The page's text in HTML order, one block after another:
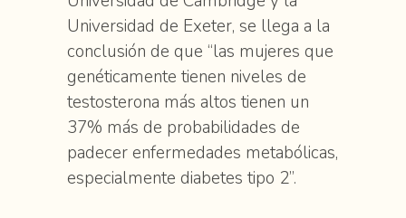
Universidad de Exeter, se llega a la
conclusión de que “las mujeres que
genéticamente tienen niveles de
testosterona más altos tienen un
37% más de probabilidades de
padecer enfermedades metabólicas,
especialmente diabetes tipo 2”.